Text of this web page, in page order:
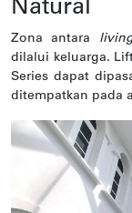
Natural
Zona antara
dilalui keluarga.
Series dapat
ditempatkan pada